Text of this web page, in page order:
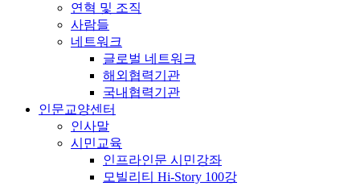
연혁 및 조직
사람들
네트워크
글로벌 네트워크
해외협력기관
국내협력기관
인문교양센터
인사말
시민교육
인프라인문 시민강좌
모빌리티 Hi-Story 100강